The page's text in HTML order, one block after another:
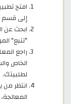
افتح
إلى قسم
ابحث عن
"تتبع"
راجع
الخاص
لطلبيتك.